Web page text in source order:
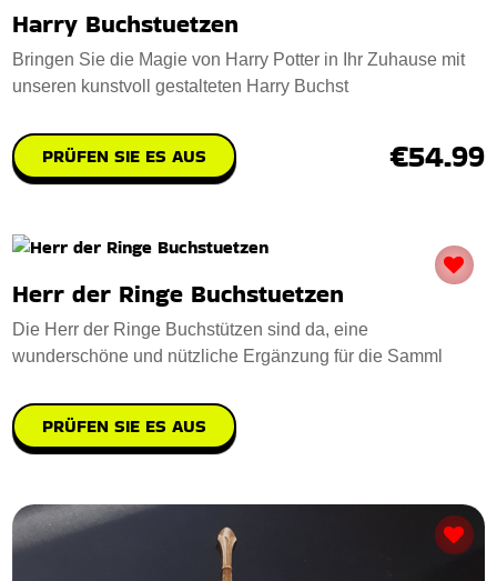
Harry Buchstuetzen
Bringen Sie die Magie von Harry Potter in Ihr Zuhause mit
unseren kunstvoll gestalteten Harry Buchst
PRÜFEN SIE ES AUS €54.99
Herr der Ringe Buchstuetzen
Die Herr der Ringe Buchstützen sind da, eine
wunderschöne und nützliche Ergänzung für die Samml
PRÜFEN SIE ES AUS